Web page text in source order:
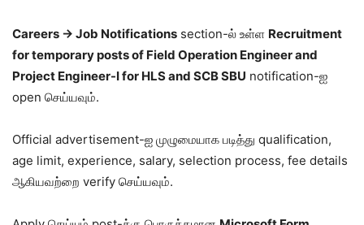
Careers → Job Notifications section-ல் உள்ள Recruitment
for temporary posts of Field Operation Engineer and
Project Engineer-I for HLS and SCB SBU notification-ஐ
open செய்யவும்.
Official advertisement-ஐ முழுமையாக படித்து qualification,
age limit, experience, salary, selection process, fee details
ஆகியவற்றை verify செய்யவும்.